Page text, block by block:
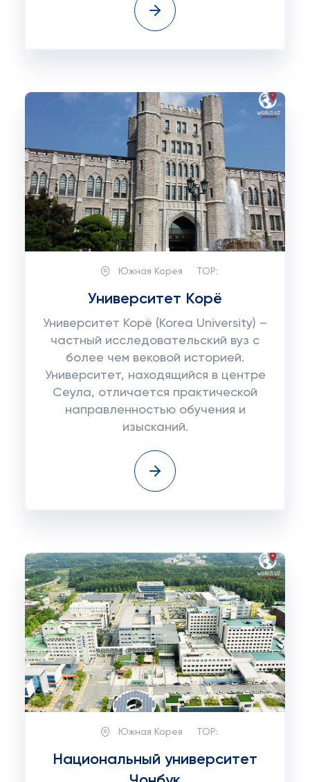
Южная Корея TOP:
Университет Корё
Университет Корё (Korea University) –
частный исследовательский вуз с
более чем вековой историей.
Университет, находящийся в центре
Сеула, отличается практической
направленностью обучения и
изысканий.
Южная Корея TOP:
Национальный университет